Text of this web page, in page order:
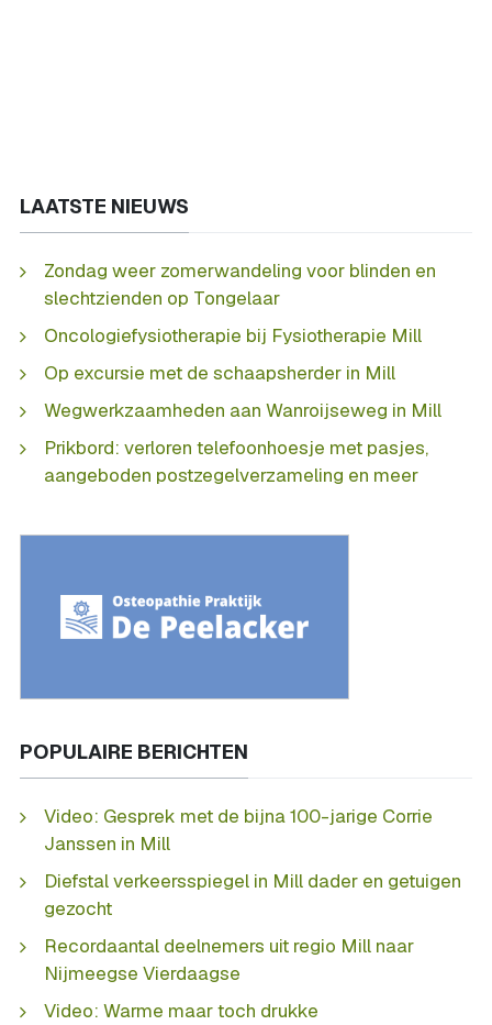
LAATSTE NIEUWS
Zondag weer zomerwandeling voor blinden en
slechtzienden op Tongelaar
Oncologiefysiotherapie bij Fysiotherapie Mill
Op excursie met de schaapsherder in Mill
Wegwerkzaamheden aan Wanroijseweg in Mill
Prikbord: verloren telefoonhoesje met pasjes,
aangeboden postzegelverzameling en meer
POPULAIRE BERICHTEN
Video: Gesprek met de bijna 100-jarige Corrie
Janssen in Mill
Diefstal verkeersspiegel in Mill dader en getuigen
gezocht
Recordaantal deelnemers uit regio Mill naar
Nijmeegse Vierdaagse
Video: Warme maar toch drukke